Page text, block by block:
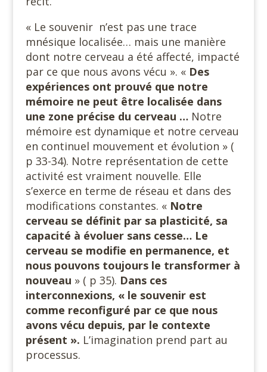
« Le souvenir n’est pas une trace
mnésique localisée… mais une manière
dont notre cerveau a été affecté, impacté
par ce que nous avons vécu ». « Des
expériences ont prouvé que notre
mémoire ne peut être localisée dans
une zone précise du cerveau …Notre
mémoire est dynamique et notre cerveau
en continuel mouvement et évolution » (
p 33-34). Notre représentation de cette
activité est vraiment nouvelle. Elle
s’exerce en terme de réseau et dans des
modifications constantes. « Notre
cerveau se définit par sa plasticité, sa
capacité à évoluer sans cesse… Le
cerveau se modifie en permanence, et
nous pouvons toujours le transformer à
nouveau » ( p 35). Dans ces
interconnexions, « le souvenir est
comme reconfiguré par ce que nous
avons vécu depuis, par le contexte
présent ». L’imagination prend part au
processus.